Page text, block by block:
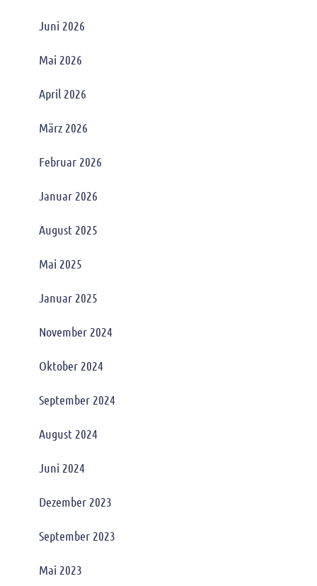
Juni 2026
Mai 2026
April 2026
März 2026
Februar 2026
Januar 2026
August 2025
Mai 2025
Januar 2025
November 2024
Oktober 2024
September 2024
August 2024
Juni 2024
Dezember 2023
September 2023
Mai 2023